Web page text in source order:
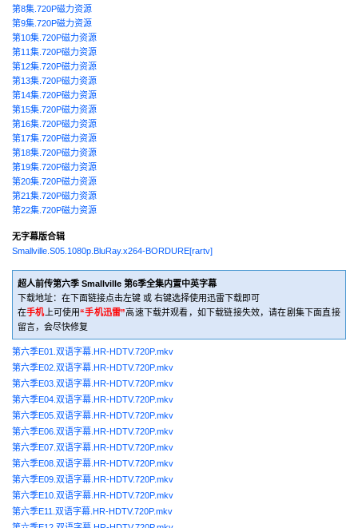
第8集.720P磁力资源
第9集.720P磁力资源
第10集.720P磁力资源
第11集.720P磁力资源
第12集.720P磁力资源
第13集.720P磁力资源
第14集.720P磁力资源
第15集.720P磁力资源
第16集.720P磁力资源
第17集.720P磁力资源
第18集.720P磁力资源
第19集.720P磁力资源
第20集.720P磁力资源
第21集.720P磁力资源
第22集.720P磁力资源
无字幕版合辑
Smallville.S05.1080p.BluRay.x264-BORDURE[rartv]
超人前传第六季 Smallville 第6季全集内置中英字幕
下载地址：在下面链接点击左键 或 右键选择使用迅雷下载即可
在手机上可使用“手机迅雷”高速下载并观看，如下载链接失效，请在剧集下面直接
留言，会尽快修复
第六季E01.双语字幕.HR-HDTV.720P.mkv
第六季E02.双语字幕.HR-HDTV.720P.mkv
第六季E03.双语字幕.HR-HDTV.720P.mkv
第六季E04.双语字幕.HR-HDTV.720P.mkv
第六季E05.双语字幕.HR-HDTV.720P.mkv
第六季E06.双语字幕.HR-HDTV.720P.mkv
第六季E07.双语字幕.HR-HDTV.720P.mkv
第六季E08.双语字幕.HR-HDTV.720P.mkv
第六季E09.双语字幕.HR-HDTV.720P.mkv
第六季E10.双语字幕.HR-HDTV.720P.mkv
第六季E11.双语字幕.HR-HDTV.720P.mkv